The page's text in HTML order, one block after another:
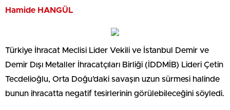
Hamide HANGÜL
Türkiye İhracat Meclisi Lider Vekili ve İstanbul Demir ve
Demir Dışı Metaller İhracatçıları Birliği (İDDMİB) Lideri Çetin
Tecdelioğlu, Orta Doğu’daki savaşın uzun sürmesi halinde
bunun ihracatta negatif tesirlerinin görülebileceğini söyledi.